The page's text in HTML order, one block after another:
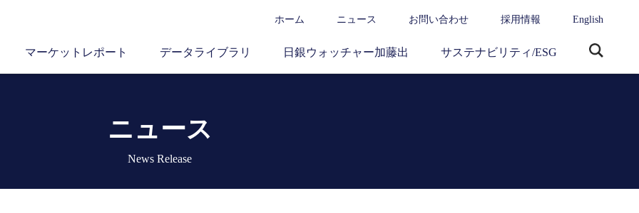
ホーム ニュース お問い合わせ 採用情報 English
マーケットレポート データライブラリ 日銀ウォッチャー加藤出 サステナビリティ/ESG
ニュース
News Release